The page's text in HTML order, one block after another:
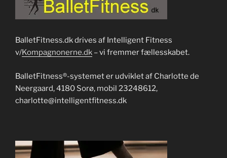
BalletFitness.dk drives af Intelligent Fitness
v/Kompagnonerne.dk – vi fremmer fællesskabet.
BalletFitness®-systemet er udviklet af Charlotte de
Neergaard, 4180 Sorø, mobil 23248612,
charlotte@intelligentfitness.dk